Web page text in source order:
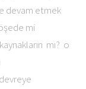
devam etmek
mi
mı? o